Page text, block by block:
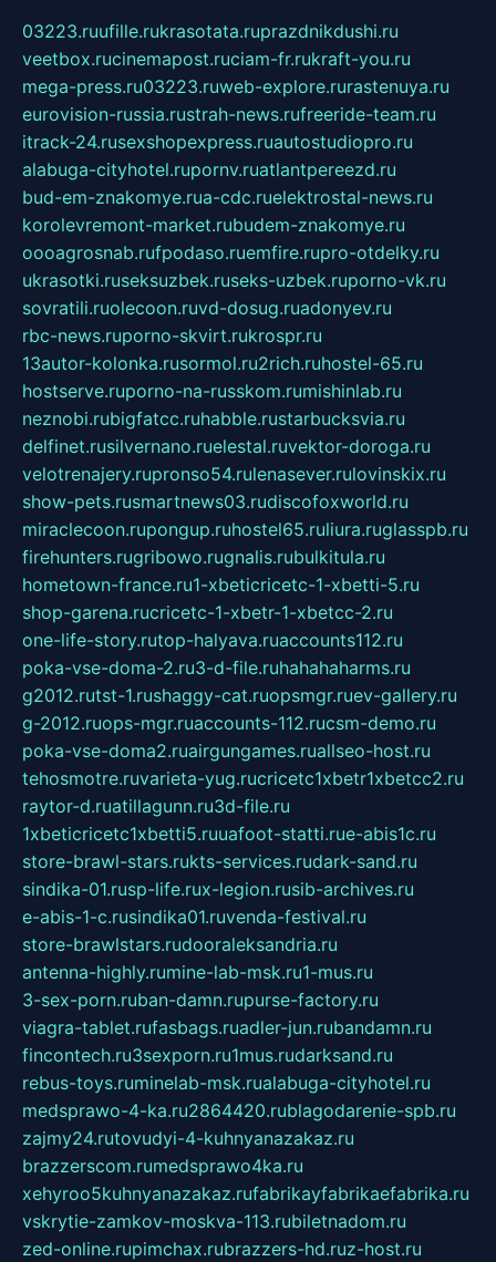
03223.ruufille.rukrasotata.ruprazdnikdushi.ru
veetbox.rucinemapost.ruciam-fr.rukraft-you.ru
mega-press.ru03223.ruweb-explore.rurastenuya.ru
eurovision-russia.rustrah-news.rufreeride-team.ru
itrack-24.rusexshopexpress.ruautostudiopro.ru
alabuga-cityhotel.rupornv.ruatlantpereezd.ru
bud-em-znakomye.rua-cdc.ruelektrostal-news.ru
korolevremont-market.rubudem-znakomye.ru
oooagrosnab.rufpodaso.ruemfire.rupro-otdelky.ru
ukrasotki.ruseksuzbek.ruseks-uzbek.ruporno-vk.ru
sovratili.ruolecoon.ruvd-dosug.ruadonyev.ru
rbc-news.ruporno-skvirt.rukrospr.ru
13autor-kolonka.rusormol.ru2rich.ruhostel-65.ru
hostserve.ruporno-na-russkom.rumishinlab.ru
neznobi.rubigfatcc.ruhabble.rustarbucksvia.ru
delfinet.rusilvernano.ruelestal.ruvektor-doroga.ru
velotrenajery.rupronso54.rulenasever.rulovinskix.ru
show-pets.rusmartnews03.rudiscofoxworld.ru
miraclecoon.rupongup.ruhostel65.ruliura.ruglasspb.ru
firehunters.rugribowo.rugnalis.rubulkitula.ru
hometown-france.ru1-xbeticricetc-1-xbetti-5.ru
shop-garena.rucricetc-1-xbetr-1-xbetcc-2.ru
one-life-story.rutop-halyava.ruaccounts112.ru
poka-vse-doma-2.ru3-d-file.ruhahahaharms.ru
g2012.rutst-1.rushaggy-cat.ruopsmgr.ruev-gallery.ru
g-2012.ruops-mgr.ruaccounts-112.rucsm-demo.ru
poka-vse-doma2.ruairgungames.ruallseo-host.ru
tehosmotre.ruvarieta-yug.rucricetc1xbetr1xbetcc2.ru
raytor-d.ruatillagunn.ru3d-file.ru
1xbeticricetc1xbetti5.ruuafoot-statti.rue-abis1c.ru
store-brawl-stars.rukts-services.rudark-sand.ru
sindika-01.rusp-life.rux-legion.rusib-archives.ru
e-abis-1-c.rusindika01.ruvenda-festival.ru
store-brawlstars.rudooraleksandria.ru
antenna-highly.rumine-lab-msk.ru1-mus.ru
3-sex-porn.ruban-damn.rupurse-factory.ru
viagra-tablet.rufasbags.ruadler-jun.rubandamn.ru
fincontech.ru3sexporn.ru1mus.rudarksand.ru
rebus-toys.ruminelab-msk.rualabuga-cityhotel.ru
medsprawo-4-ka.ru2864420.rublagodarenie-spb.ru
zajmy24.rutovudyi-4-kuhnyanazakaz.ru
brazzerscom.rumedsprawo4ka.ru
xehyroo5kuhnyanazakaz.rufabrikayfabrikaefabrika.ru
vskrytie-zamkov-moskva-113.rubiletnadom.ru
zed-online.rupimchax.rubrazzers-hd.ruz-host.ru